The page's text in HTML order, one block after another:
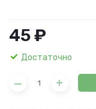
45 ₽
Достаточно